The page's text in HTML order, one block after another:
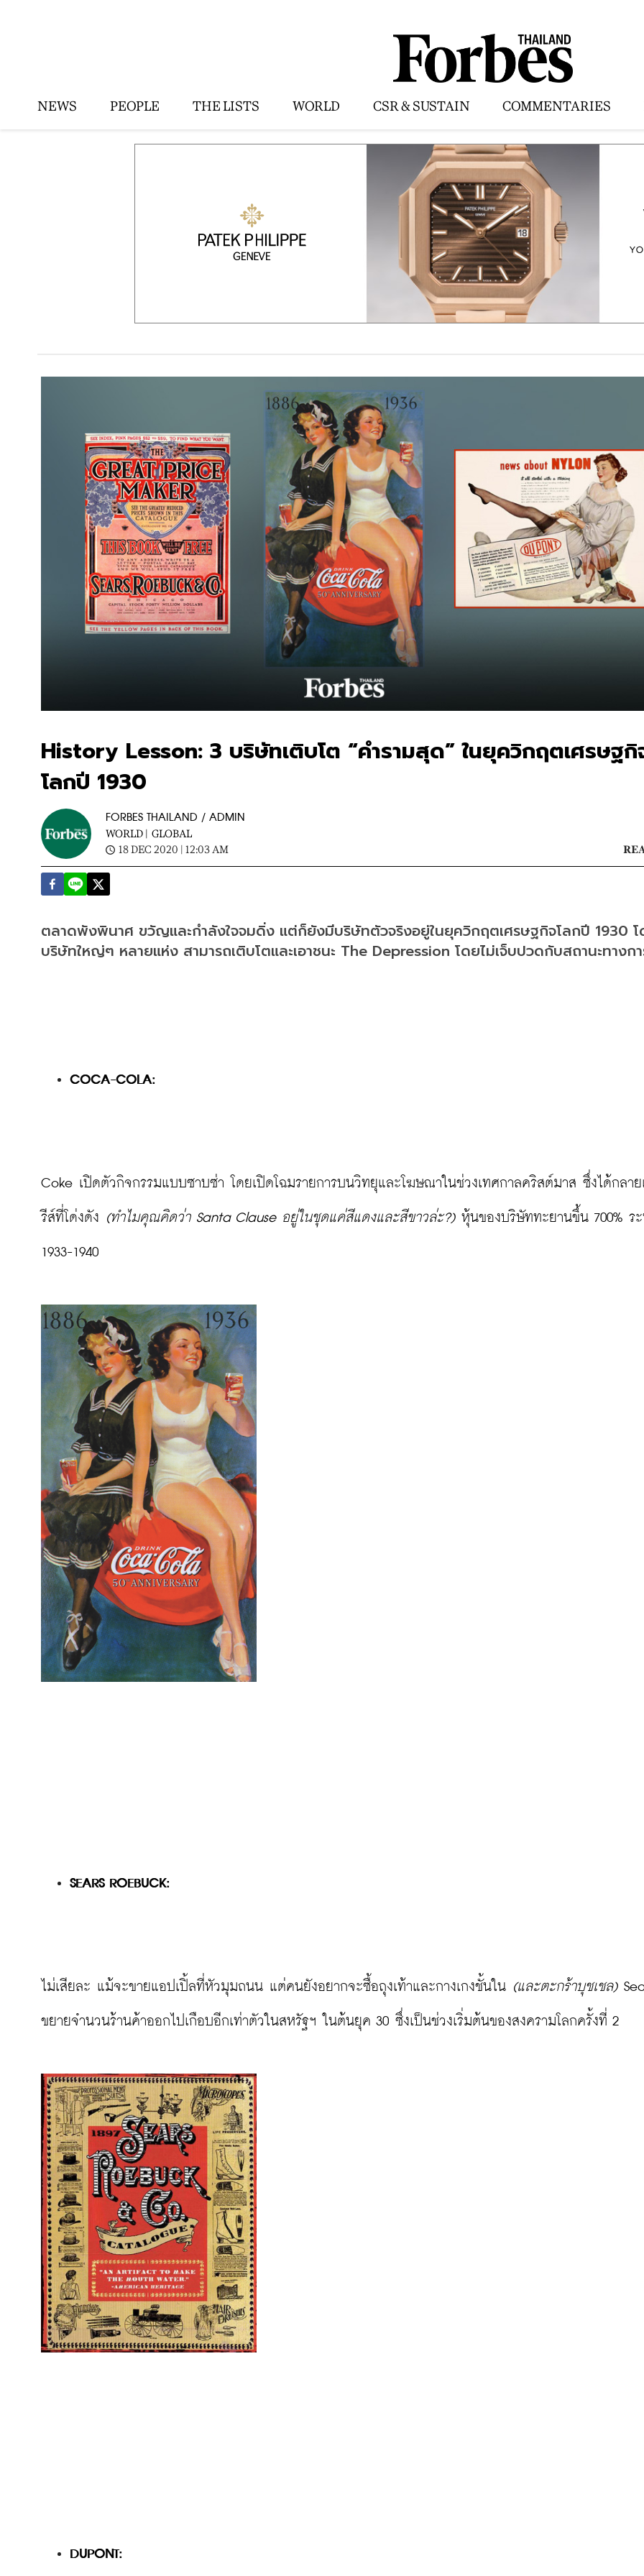
NEWS PEOPLE THE LISTS WORLD CSR & SUSTAIN COMMENTARIES
History Lesson: 3 บริษัทเติบโต “คำรามสุด” ในยุควิกฤตเศรษฐกิ
โลกปี 1930
FORBES THAILAND / ADMIN
WORLD | GLOBAL
18 DEC 2020 | 12:03 AM
ตลาดพังพินาศ ขวัญและกำลังใจจมดิ่ง แต่ก็ยังมีบริษัทตัวจริงอยู่ในยุควิกฤตเศรษฐกิจโลกปี 1930
บริษัทใหญ่ๆ หลายแห่ง สามารถเติบโตและเอาชนะ The Depression โดยไม่เจ็บปวดกับสถานะทางกา
COCA-COLA:
Coke เปิดตัวกิจกรรมแบบซาบซ่า โดยเปิดโฉมรายการบนวิทยุและโฆษณาในช่วงเทศกาลคริสต์มาส ซึ่งได้กลาย
รีส์ที่โด่งดัง (ทำไมคุณคิดว่า Santa Clause อยู่ในชุดแค่สีแดงและสีขาวล่ะ?) หุ้นของบริษัททะยานขึ้น 700% ระ
1933-1940
SEARS ROEBUCK:
ไม่เสียละ แม้จะขายแอปเปิ้ลที่หัวมุมถนน แต่คนยังอยากจะซื้อถุงเท้าและกางเกงชั้นใน (และตะกร้าบุชเชล)
ขยายจำนวนร้านค้าออกไปเกือบอีกเท่าตัวในสหรัฐฯ ในต้นยุค 30 ซึ่งเป็นช่วงเริ่มต้นของสงครามโลกครั้งที่ 2
DUPONT: